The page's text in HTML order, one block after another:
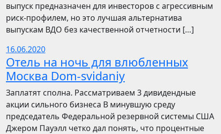
выпуск предназначен для инвесторов с агрессивным
риск-профилем, но это лучшая альтернатива
выпускам ВДО без качественной отчетности […]
16.06.2020
Отель на ночь для влюбленных
Москва Dom-svidaniy
Заплатят сполна. Рассматриваем 3 дивидендные
акции сильного бизнеса В минувшую среду
председатель Федеральной резервной системы США
Джером Пауэлл четко дал понять, что процентные